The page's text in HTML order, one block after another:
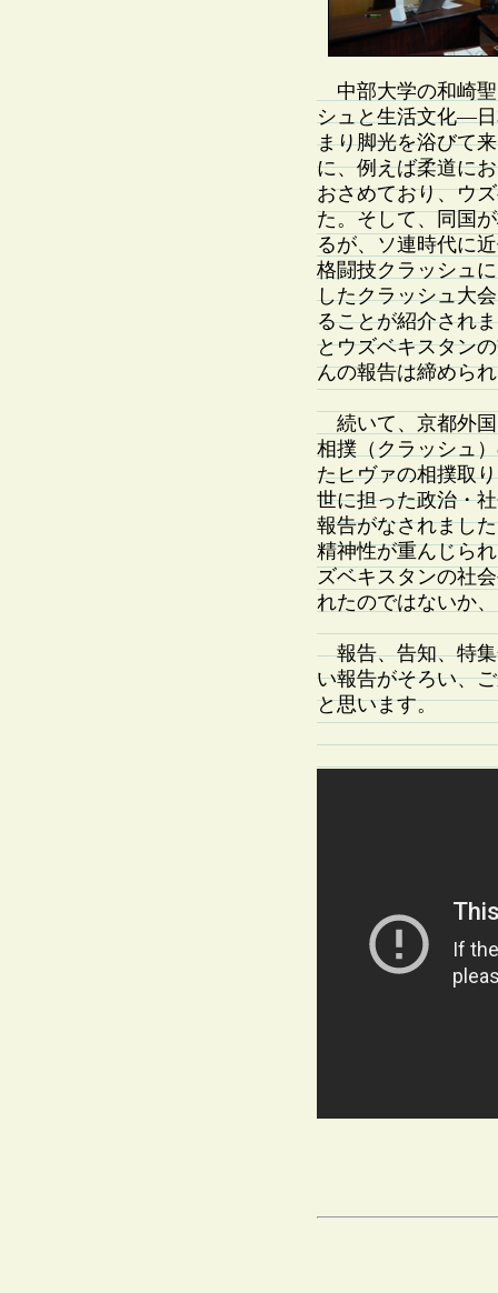
中部大学の和崎聖
シュと生活文化—
まり脚光を浴びて
に、例えば柔道に
おさめており、ウ
た。そして、同国
るが、ソ連時代に
格闘技クラッシュ
したクラッシュ大
ることが紹介され
とウズベキスタン
んの報告は締めら
続いて、京都外国
相撲（クラッシュ
たヒヴァの相撲取
世に担った政治・
報告がなされまし
精神性が重んじら
ズベキスタンの社
れたのではないか
報告、告知、特集
い報告がそろい、
と思います。